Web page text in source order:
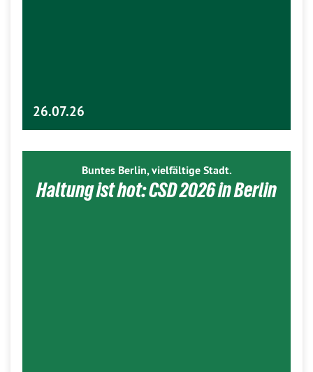
26.07.26
Buntes Berlin, vielfältige Stadt.
Haltung ist hot: CSD 2026 in Berlin